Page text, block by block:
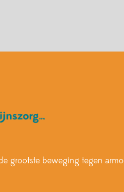
grootste beweging tegen